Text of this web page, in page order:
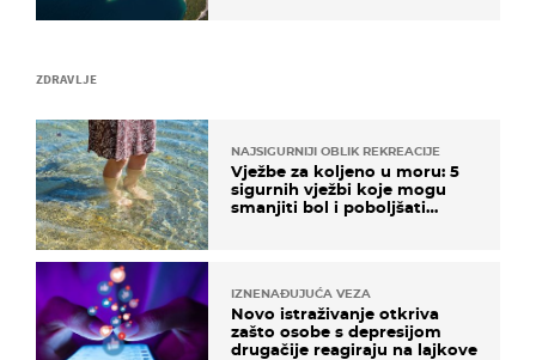
ZDRAVLJE
NAJSIGURNIJI OBLIK REKREACIJE
Vježbe za koljeno u moru: 5
sigurnih vježbi koje mogu
smanjiti bol i poboljšati
IZNENAĐUJUĆA VEZA
Novo istraživanje otkriva
zašto osobe s depresijom
drugačije reagiraju na lajkove